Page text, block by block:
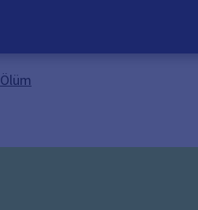
Ölüm